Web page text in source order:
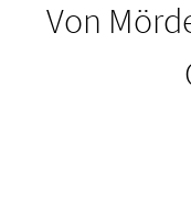
Von